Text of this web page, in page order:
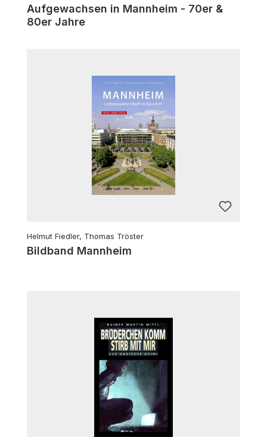
Aufgewachsen in Mannheim - 70er &
80er Jahre
Helmut Fiedler, Thomas Tröster
Bildband Mannheim